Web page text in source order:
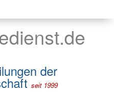
der
seit 1999